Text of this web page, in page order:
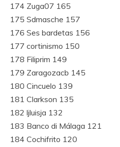
174 Zuga07 165
175 Sdmasche 157
176 Ses bardetas 156
177 cortinismo 150
178 Filiprim 149
179 Zaragozacb 145
180 Cincuelo 139
181 Clarkson 135
182 ljluisja 132
183 Banco di Málaga 121
184 Cochifrito 120